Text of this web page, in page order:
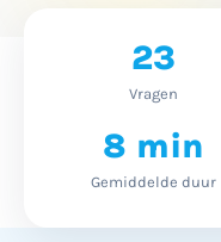
23
Vragen
8 min
Gemiddelde duur